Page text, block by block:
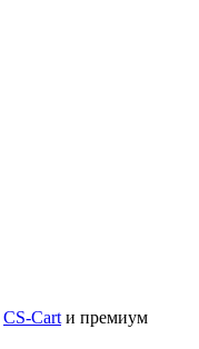
CS-Cart и премиум